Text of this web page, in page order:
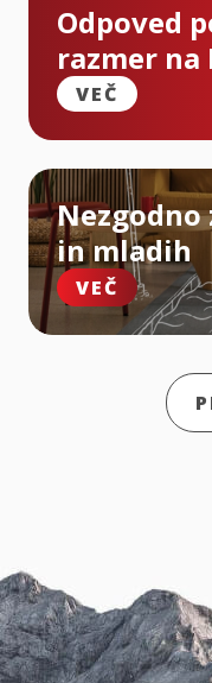
Odpoved
razmer na
VEČ
in mladih
VEČ